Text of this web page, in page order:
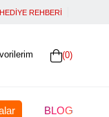
HEDİYE REHBERİ
0
BLOG